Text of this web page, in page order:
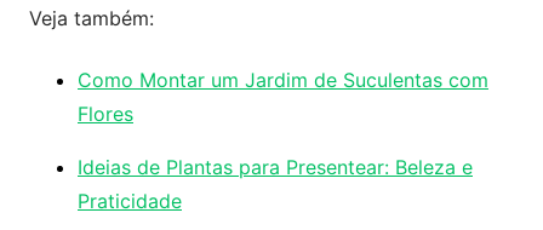
Veja também:
Como Montar um Jardim de Suculentas com
Flores
Ideias de Plantas para Presentear: Beleza e
Praticidade